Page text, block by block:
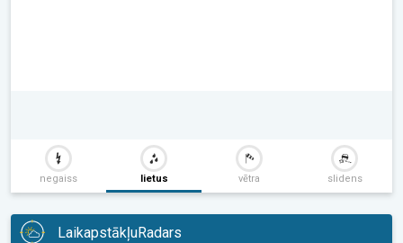
negaiss lietus vētra slidens
LaikapstākļuRadars